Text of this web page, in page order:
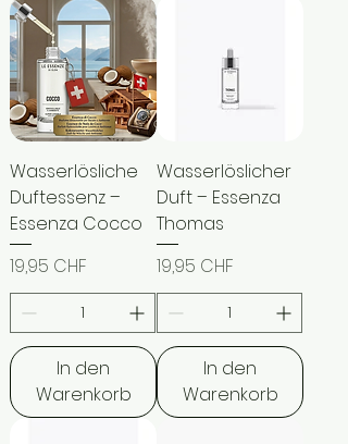
Wasserlösliche
Duftessenz –
Essenza Cocco
Preis
19,95 CHF
In den
Warenkorb
Wasserlöslicher
Duft – Essenza
Thomas
Preis
19,95 CHF
In den
Warenkorb